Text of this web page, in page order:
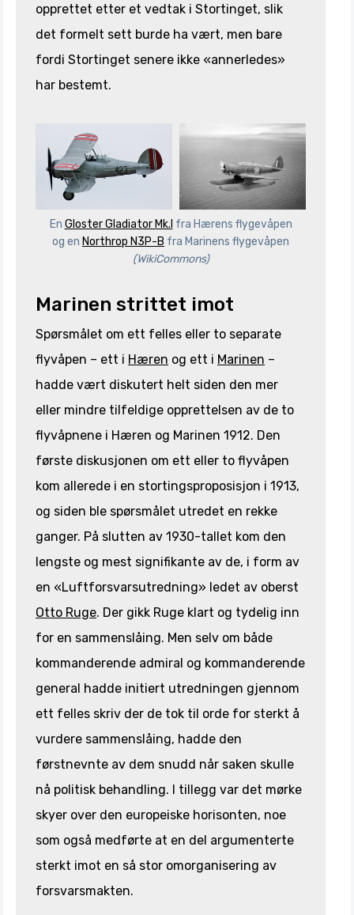
opprettet etter et vedtak i Stortinget, slik
det formelt sett burde ha vært, men bare
fordi Stortinget senere ikke «annerledes»
har bestemt.
En Gloster Gladiator Mk.I fra Hærens flygevåpen
og en Northrop N3P-B fra Marinens flygevåpen
(WikiCommons)
Marinen strittet imot
Spørsmålet om ett felles eller to separate
flyvåpen – ett i Hæren og ett i Marinen –
hadde vært diskutert helt siden den mer
eller mindre tilfeldige opprettelsen av de to
flyvåpnene i Hæren og Marinen 1912. Den
første diskusjonen om ett eller to flyvåpen
kom allerede i en stortingsproposisjon i 1913,
og siden ble spørsmålet utredet en rekke
ganger. På slutten av 1930-tallet kom den
lengste og mest signifikante av de, i form av
en «Luftforsvarsutredning» ledet av oberst
Otto Ruge. Der gikk Ruge klart og tydelig inn
for en sammenslåing. Men selv om både
kommanderende admiral og kommanderende
general hadde initiert utredningen gjennom
ett felles skriv der de tok til orde for sterkt å
vurdere sammenslåing, hadde den
førstnevnte av dem snudd når saken skulle
nå politisk behandling. I tillegg var det mørke
skyer over den europeiske horisonten, noe
som også medførte at en del argumenterte
sterkt imot en så stor omorganisering av
forsvarsmakten.